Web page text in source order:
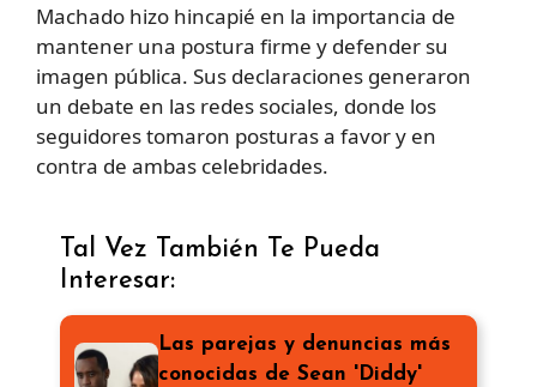
Machado hizo hincapié en la importancia de
mantener una postura firme y defender su
imagen pública. Sus declaraciones generaron
un debate en las redes sociales, donde los
seguidores tomaron posturas a favor y en
contra de ambas celebridades.
Tal Vez También Te Pueda
Interesar:
Las parejas y denuncias más
conocidas de Sean 'Diddy'